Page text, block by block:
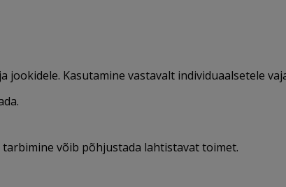
Kasutamine vastavalt individuaalsetele
võib põhjustada lahtistavat toimet.